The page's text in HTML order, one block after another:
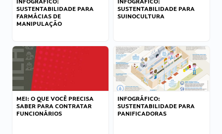
SUSTENTABILIDADE PARA
FARMÁCIAS DE
MANIPULAÇÃO
SUSTENTABILIDADE PARA
SUINOCULTURA
MEI: O QUE VOCÊ PRECISA
SABER PARA CONTRATAR
FUNCIONÁRIOS
INFOGRÁFICO:
SUSTENTABILIDADE PARA
PANIFICADORAS